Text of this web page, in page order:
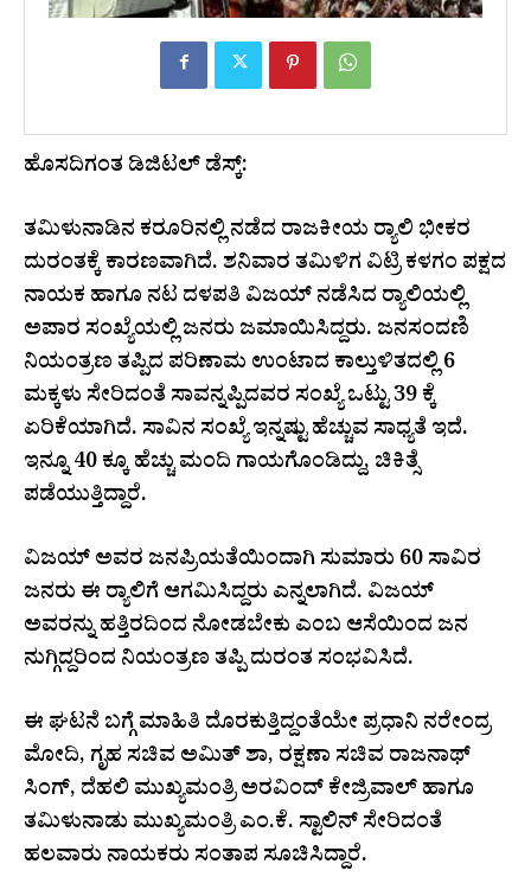
ಹೊಸದಿಗಂತ ಡಿಜಿಟಲ್ ಡೆಸ್ಕ್:
ತಮಿಳುನಾಡಿನ ಕರೂರಿನಲ್ಲಿ ನಡೆದ ರಾಜಕೀಯ ರ‍್ಯಾಲಿ ಭೀಕರ
ದುರಂತಕ್ಕೆ ಕಾರಣವಾಗಿದೆ. ಶನಿವಾರ ತಮಿಳಿಗ ವಿಟ್ರಿ ಕಳಗಂ ಪಕ್ಷದ
ನಾಯಕ ಹಾಗೂ ನಟ ದಳಪತಿ ವಿಜಯ್ ನಡೆಸಿದ ರ‍್ಯಾಲಿಯಲ್ಲಿ
ಅಪಾರ ಸಂಖ್ಯೆಯಲ್ಲಿ ಜನರು ಜಮಾಯಿಸಿದ್ದರು. ಜನಸಂದಣಿ
ನಿಯಂತ್ರಣ ತಪ್ಪಿದ ಪರಿಣಾಮ ಉಂಟಾದ ಕಾಲ್ತುಳಿತದಲ್ಲಿ 6
ಮಕ್ಕಳು ಸೇರಿದಂತೆ ಸಾವನ್ನಪ್ಪಿದವರ ಸಂಖ್ಯೆ ಒಟ್ಟು 39 ಕ್ಕೆ
ಏರಿಕೆಯಾಗಿದೆ. ಸಾವಿನ ಸಂಖ್ಯೆ ಇನ್ನಷ್ಟು ಹೆಚ್ಚುವ ಸಾಧ್ಯತೆ ಇದೆ.
ಇನ್ನೂ 40 ಕ್ಕೂ ಹೆಚ್ಚು ಮಂದಿ ಗಾಯಗೊಂಡಿದ್ದು, ಚಿಕಿತ್ಸೆ
ಪಡೆಯುತ್ತಿದ್ದಾರೆ.
ವಿಜಯ್ ಅವರ ಜನಪ್ರಿಯತೆಯಿಂದಾಗಿ ಸುಮಾರು 60 ಸಾವಿರ
ಜನರು ಈ ರ‍್ಯಾಲಿಗೆ ಆಗಮಿಸಿದ್ದರು ಎನ್ನಲಾಗಿದೆ. ವಿಜಯ್
ಅವರನ್ನು ಹತ್ತಿರದಿಂದ ನೋಡಬೇಕು ಎಂಬ ಆಸೆಯಿಂದ ಜನ
ನುಗ್ಗಿದ್ದರಿಂದ ನಿಯಂತ್ರಣ ತಪ್ಪಿ ದುರಂತ ಸಂಭವಿಸಿದೆ.
ಈ ಘಟನೆ ಬಗ್ಗೆ ಮಾಹಿತಿ ದೊರಕುತ್ತಿದ್ದಂತೆಯೇ ಪ್ರಧಾನಿ ನರೇಂದ್ರ
ಮೋದಿ, ಗೃಹ ಸಚಿವ ಅಮಿತ್ ಶಾ, ರಕ್ಷಣಾ ಸಚಿವ ರಾಜನಾಥ್
ಸಿಂಗ್, ದೆಹಲಿ ಮುಖ್ಯಮಂತ್ರಿ ಅರವಿಂದ್ ಕೇಜ್ರಿವಾಲ್ ಹಾಗೂ
ತಮಿಳುನಾಡು ಮುಖ್ಯಮಂತ್ರಿ ಎಂ.ಕೆ. ಸ್ಟಾಲಿನ್ ಸೇರಿದಂತೆ
ಹಲವಾರು ನಾಯಕರು ಸಂತಾಪ ಸೂಚಿಸಿದ್ದಾರೆ.